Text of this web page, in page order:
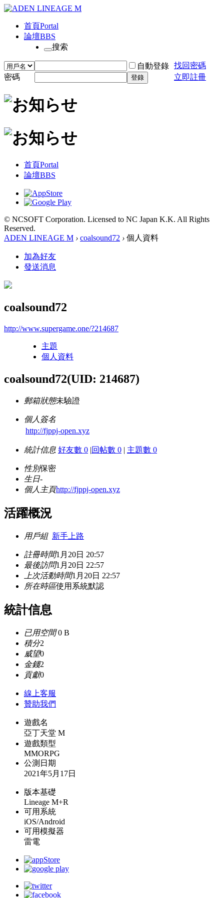
首頁Portal
論壇BBS
搜索
自動登錄 找回密碼
密碼
登錄 立即註冊
首頁Portal
論壇BBS
© NCSOFT Corporation. Licensed to NC Japan K.K. All Rights
Reserved.
ADEN LINEAGE M › coalsound72 › 個人資料
加為好友
發送消息
coalsound72
http://www.supergame.one/?214687
主題
個人資料
coalsound72(UID: 214687)
郵箱狀態未驗證
個人簽名
http://fjppj-open.xyz
統計信息 好友數 0 |回帖數 0 | 主題數 0
性別保密
生日-
個人主頁http://fjppj-open.xyz
活躍概況
用戶組 新手上路
註冊時間1月20日 20:57
最後訪問1月20日 22:57
上次活動時間1月20日 22:57
所在時區使用系統默認
統計信息
已用空間0 B
積分2
威望0
金錢2
貢獻0
線上客服
贊助我們
遊戲名
亞丁天堂 M
遊戲類型
MMORPG
公測日期
2021年5月17日
版本基礎
Lineage M+R
可用系統
iOS/Android
可用模擬器
雷電